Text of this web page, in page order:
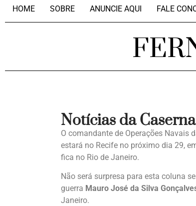
HOME SOBRE ANUNCIE AQUI FALE
Notícias da Caserna
O comandante de Operações Navais
estará no Recife no próximo dia 29,
fica no Rio de Janeiro.
Não será surpresa para esta coluna
guerra Mauro José da Silva
Janeiro.